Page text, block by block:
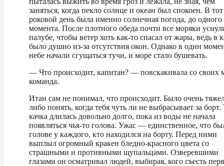
заняться, когда пекло солнце и океан был спокоен. В тот
роковой день была именно солнечная погода, до одного
момента. После плотного обеда почти все моряки
палубе, чтобы ветер хоть как-то спасал от жары, ведь в
было душно из-за отсутствия окон. Однако в один
небе начали сгущаться тучи, и море стало бушевать.
— Что происходит, капитан? — повскакивала со своих
команда.
Итан сам не понимал, что происходит. Было очень
либо понять, когда тебя чуть ли не выбрасывает за борт.
качка длилась довольно долго, пока из воды не начала
появляться чья-то голова. Ужас — единственное, что
голове у каждого, кто находился на борту. Перед ними
выплыл огромный кракен бледно-красного цвета со
страшными и противными щупальцами. Озверевшими
глазами он осматривал людей, выбирая, кого съесть